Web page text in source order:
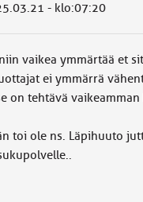
- klo:07:20
vaikea ymmärtää et
ei ymmärrä
on tehtävä vaikeamman
toi ole ns. Läpihuuto